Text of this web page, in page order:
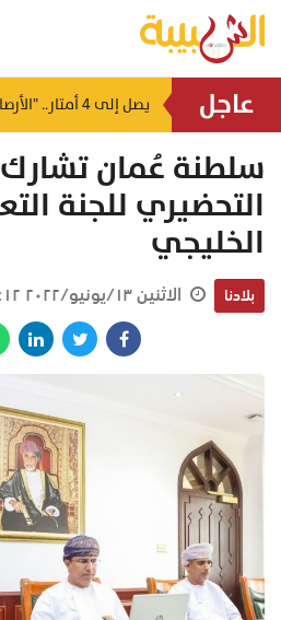
عاجل
سلطنة عُمان
التحضيري للجنة
الخليجي
بلادنا الاثنين ١٣/يونيو/٢٠٢٢ ١٣:١٢ م